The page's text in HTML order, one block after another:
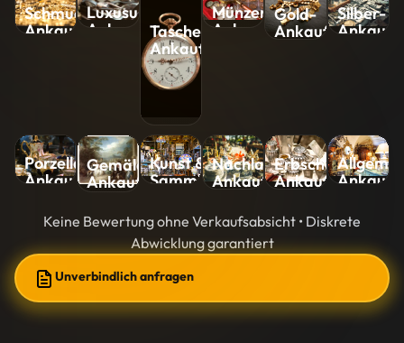
Schmuck-
Ankauf
Luxusuhren-
Ankauf
Taschenuhren-
Ankauf
Münzen-
Ankauf
Gold-
Ankauf
Silber-
Ankauf
Porzellan-
Ankauf
Gemälde-
Ankauf
Kunst &
Sammlungen-
Nachlass-
Ankauf
Erbschaft-
Ankauf Ankauf
Keine Bewertung ohne Verkaufsabsicht • Diskrete
Abwicklung garantiert
Unverbindlich anfragen